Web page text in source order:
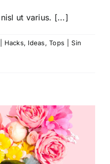
ut varius. [...]
Hacks, Ideas,Tops
Sin